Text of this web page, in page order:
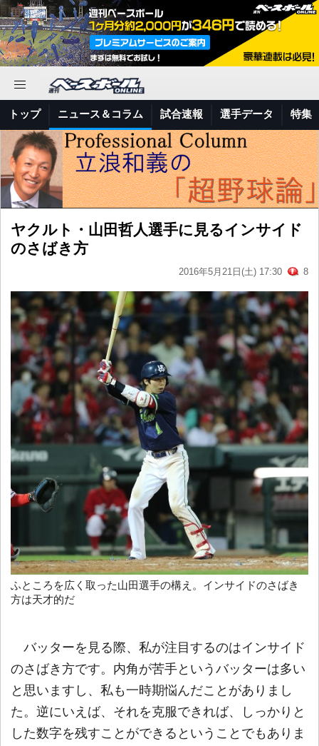
トップ ニュース＆コラム 試合速報 選手データ 特集
ヤクルト・山田哲人選手に見るインサイド
のさばき方
2016年5月21日(土) 17:30 8
ふところを広く取った山田選手の構え。インサイドのさばき
方は天才的だ
バッターを見る際、私が注目するのはインサイド
のさばき方です。内角が苦手というバッターは多い
と思いますし、私も一時期悩んだことがありまし
た。逆にいえば、それを克服できれば、しっかりと
した数字を残すことができるということでもありま